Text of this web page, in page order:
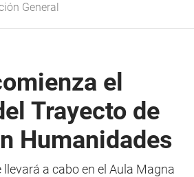
General
el
Trayecto de
Humanidades
a cabo en el Aula Magna